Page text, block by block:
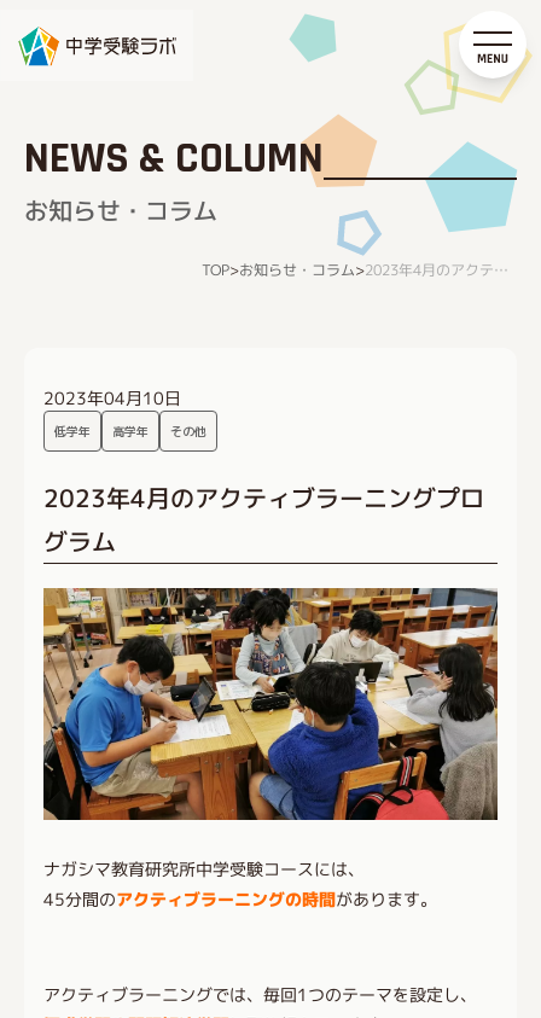
NEWS & COLUMN
お知らせ・コラム
TOP>お知らせ・コラム> 2023年4月のアクティブラーニングプログラム
低学年 高学年 その他
2023年04月10日
2023年4月のアクティブラーニングプロ
グラム
ナガシマ教育研究所中学受験コースには、
45分間のアクティブラーニングの時間があります。
アクティブラーニングでは、毎回1つのテーマを設定し、